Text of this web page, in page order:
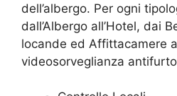
dell’albergo. Per ogni
dall’Albergo all’Hotel, dai
locande ed Affittacamere
videosorveglianza